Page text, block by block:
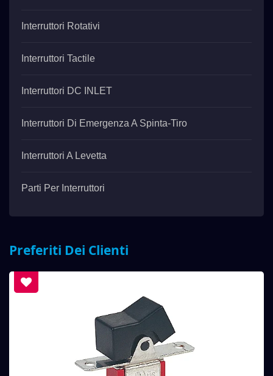
Interruttori Rotativi
Interruttori Tactile
Interruttori DC INLET
Interruttori Di Emergenza A Spinta-Tiro
Interruttori A Levetta
Parti Per Interruttori
Preferiti Dei Clienti